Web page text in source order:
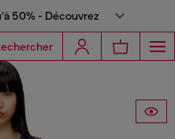
50% - Découvrez